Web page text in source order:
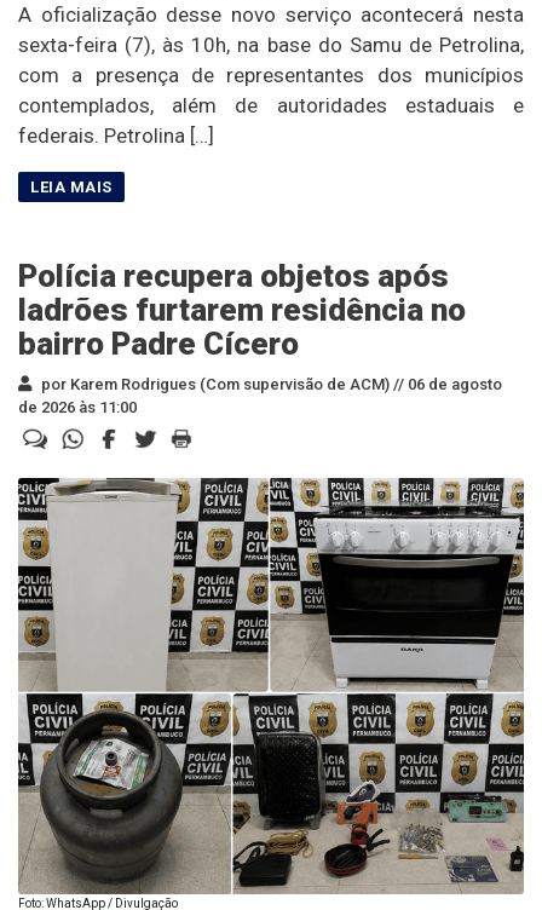
A oficialização desse novo serviço acontecerá nesta
sexta-feira (7), às 10h, na base do Samu de Petrolina,
com a presença de representantes dos municípios
contemplados, além de autoridades estaduais e
federais. Petrolina […]
Polícia recupera objetos após
ladrões furtarem residência no
bairro Padre Cícero
por Karem Rodrigues (Com supervisão de ACM) // 06 de agosto
de 2026 às 11:00
Foto: WhatsApp / Divulgação